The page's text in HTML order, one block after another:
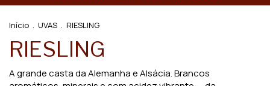
Início . UVAS . RIESLING
RIESLING
A grande casta da Alemanha e Alsácia. Brancos